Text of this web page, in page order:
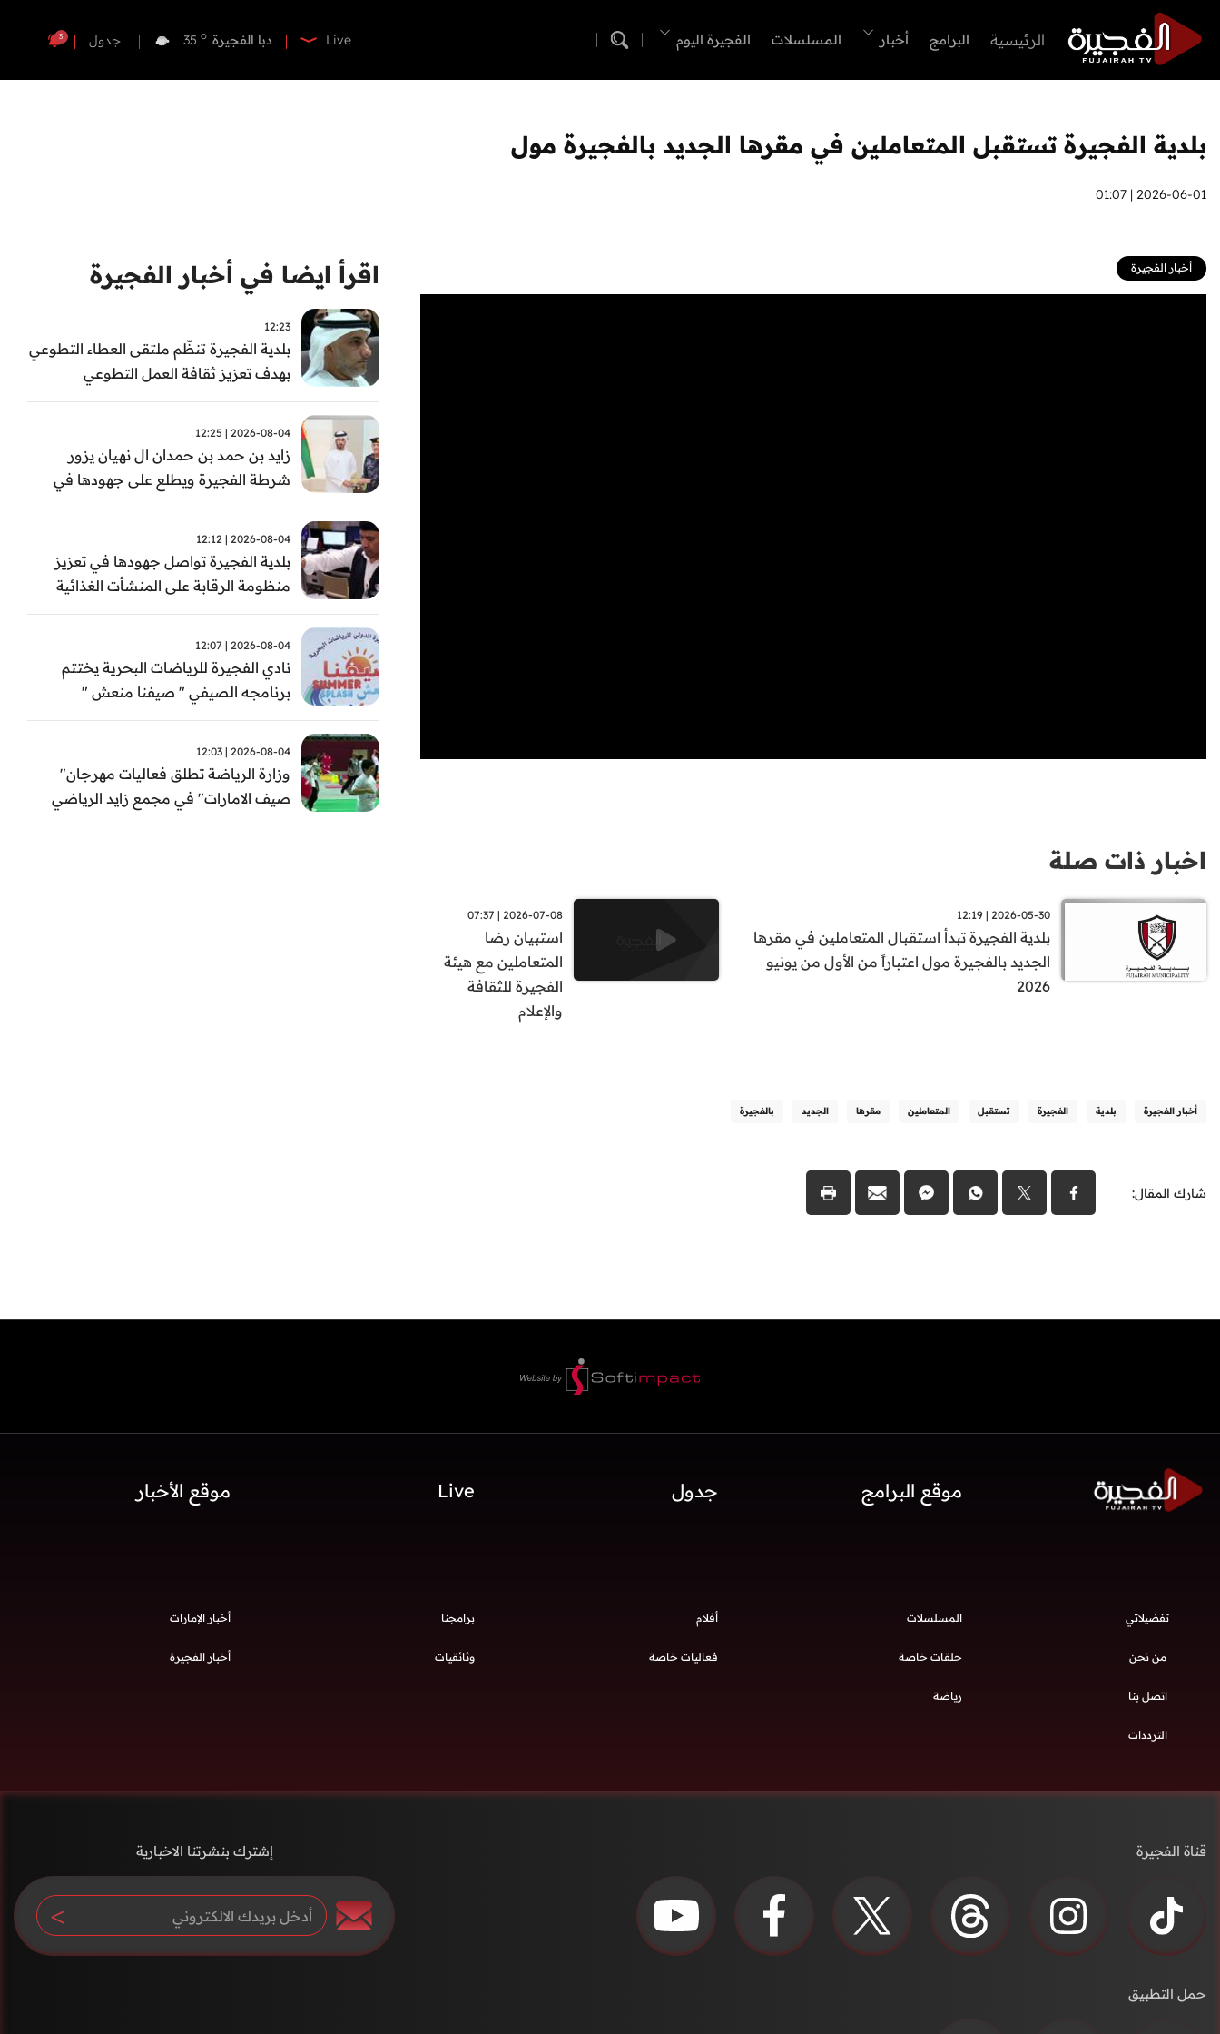
الرئيسية البرامج أخبار المسلسلات الفجيرة اليوم Live دبا الفجيرة 35 o جدول 3
بلدية الفجيرة تستقبل المتعاملين في مقرها الجديد بالفجيرة مول
2026-06-01 | 01:07
أخبار الفجيرة
اخبار ذات صلة
2026-05-30 | 12:19
بلدية الفجيرة تبدأ استقبال المتعاملين في مقرها
الجديد بالفجيرة مول اعتباراً من الأول من يونيو
2026
2026-07-08 | 07:37
استبيان رضا
المتعاملين مع هيئة
الفجيرة للثقافة
والإعلام
أخبار الفجيرة بلدية الفجيرة تستقبل المتعاملين مقرها الجديد بالفجيرة
شارك المقال:
اقرأ ايضا في أخبار الفجيرة
12:23
بلدية الفجيرة تنظّم ملتقى العطاء التطوعي
بهدف تعزيز ثقافة العمل التطوعي
2026-08-04 | 12:25
زايد بن حمد بن حمدان ال نهيان يزور
شرطة الفجيرة ويطلع على جهودها في
مكافحة المخدرات
2026-08-04 | 12:12
بلدية الفجيرة تواصل جهودها في تعزيز
منظومة الرقابة على المنشأت الغذائية
والصحية
2026-08-04 | 12:07
نادي الفجيرة للرياضات البحرية يختتم
برنامجه الصيفي " صيفنا منعش "
2026-08-04 | 12:03
وزارة الرياضة تطلق فعاليات مهرجان"
صيف الامارات" في مجمع زايد الرياضي
موقع البرامج جدول Live موقع الأخبار
تفضيلاتي
من نحن
اتصل بنا
الترددات
المسلسلات أفلام برامجنا
حلقات خاصة فعاليات خاصة وثائقيات
رياضة
أخبار الإمارات
أخبار الفجيرة
قناة الفجيرة
حمل التطبيق
إشترك بنشرتنا الاخبارية